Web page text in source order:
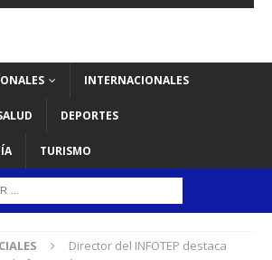
INTERNACIONALES
DEPORTES
TURISMO
Director del INFOTEP destaca